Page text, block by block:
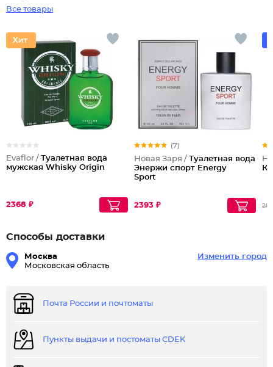
Все товары
Evaflor / Туалетная вода
мужская Whisky Origin
2368 ₽
(7)
Новая Заря / Туалетная вода
Энержи спорт Energy
Sport
2393 ₽ 285
Способы доставки
Москва
Московская область
Изменить город
Почта России и почтоматы
Пункты выдачи и постоматы CDEK